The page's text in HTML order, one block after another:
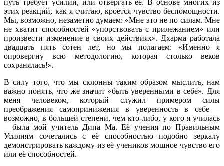
путь требует усилий, или отвергать её. В основе многих из
этих реакций, как я считаю, кроется чувство беспомощности.
Мы, возможно, незаметно думаем: «Мне это не по силам. Мне
не хватит способностей «упорствовать с прилежанием» или
произвести изменение в своих действиях». Дхарма работала
двадцать пять сотен лет, но мы полагаем: «Именно я
опровергну всю методологию, которая столько веков
сохранялась!».
В силу того, что мы склонны таким образом мыслить, нам
важно понять, что же значит «быть уверенными в себе». Для
меня человеком, который служил примером силы
преображения самопринижения в уверенность в себе –
возможно, в большей степени, чем кто-либо, у кого я училась
– была мой учитель Дипа Ма. Её учения по Правильным
Усилиям сочетались с её способностью подобно зеркалу
демонстрировать каждому из её учеников мощное чувство его
или её способностей.